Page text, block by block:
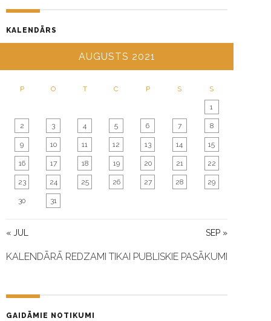
G
A
T
O
N
KALENDĀRS
AUGUSTS 2021
P O T C P S S
« JUL SEP »
1
2 3 4 5 6 7 8
9 10 11 12 13 14 15
16 17 18 19 20 21 22
23 24 25 26 27 28 29
30 31
KALENDĀRĀ REDZAMI TIKAI PUBLISKIE PASĀKUMI
GAIDĀMIE NOTIKUMI